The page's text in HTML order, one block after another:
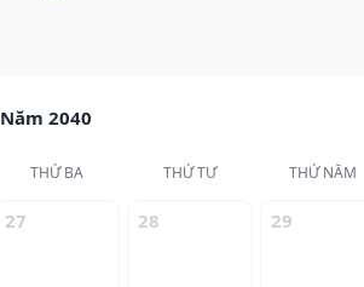
2040
THỨ BA THỨ TƯ THỨ NĂM
27 28 29